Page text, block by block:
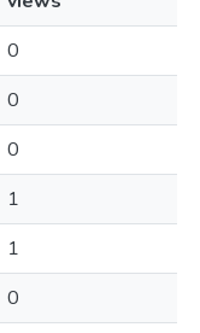
0
0
0
1
1
0